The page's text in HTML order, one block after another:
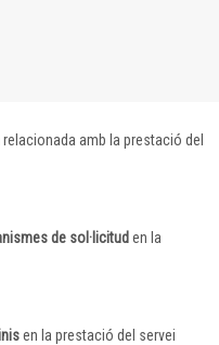
relacionada amb la prestació del
de sol·licitud en la
en la prestació del servei